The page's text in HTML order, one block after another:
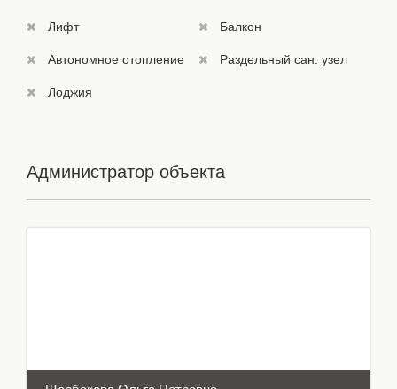
Лифт Балкон
Автономное отопление Раздельный сан. узел
Лоджия
Администратор объекта